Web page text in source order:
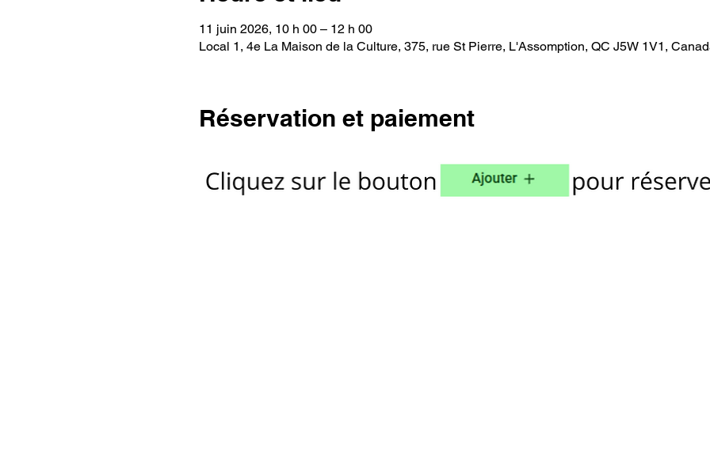
11 juin 2026, 10 h 00 – 12 h 00
Local 1, 4e La Maison de la Culture, 375, rue St Pierre, L'Assomption, QC J5W 1V1,
Réservation et paiement